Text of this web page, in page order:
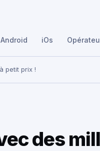
Android iOs
petit prix !
des